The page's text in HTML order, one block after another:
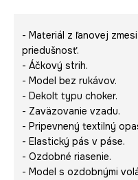
- Materiál z ľanovej
priedušnosť.
- Áčkový strih.
- Model bez rukávov.
- Dekolt typu choker.
- Zaväzovanie vzadu.
- Pripevnený textilný
- Elastický pás v páse.
- Ozdobné riasenie.
- Model s ozdobnými